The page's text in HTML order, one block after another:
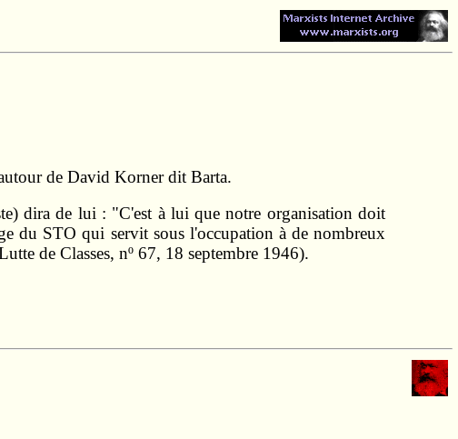
de David Korner dit Barta.
dira de lui : "C'est à lui que notre organisation doit
du STO qui servit sous l'occupation à de nombreux
de Classes, nº 67, 18 septembre 1946).